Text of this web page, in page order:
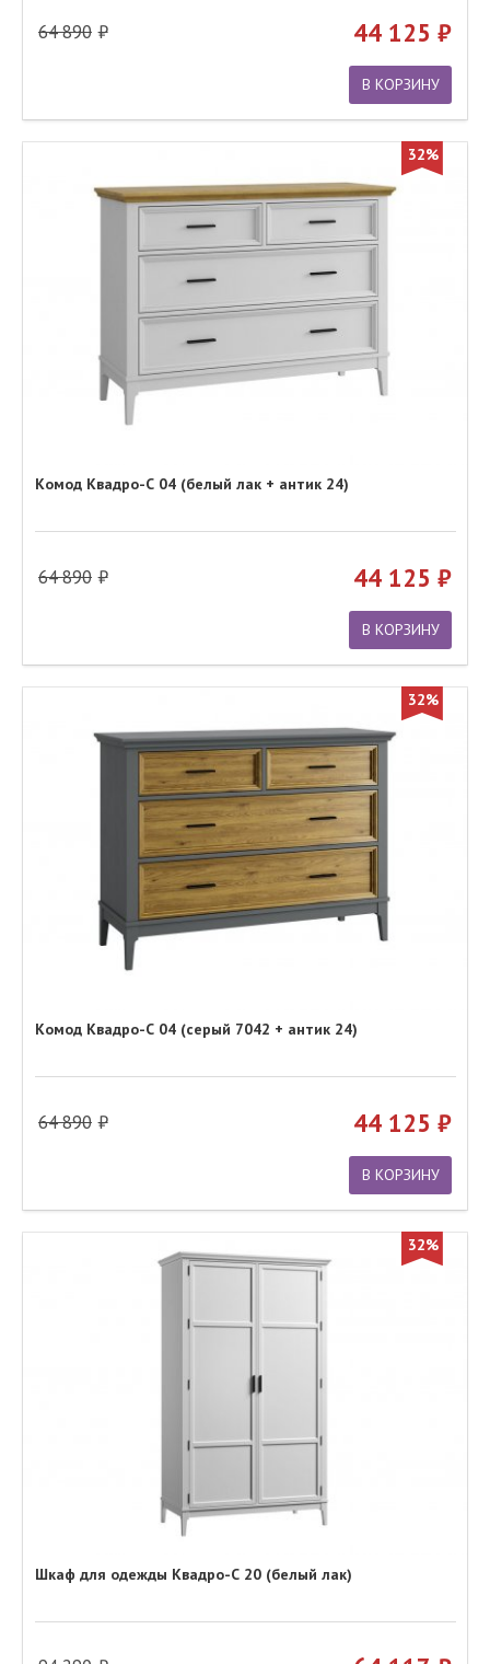
64 890 44 125
В КОРЗИНУ
32%
Комод Квадро-С 04 (белый лак + антик 24)
64 890 44 125
В КОРЗИНУ
32%
Комод Квадро-С 04 (серый 7042 + антик 24)
64 890 44 125
В КОРЗИНУ
32%
Шкаф для одежды Квадро-С 20 (белый лак)